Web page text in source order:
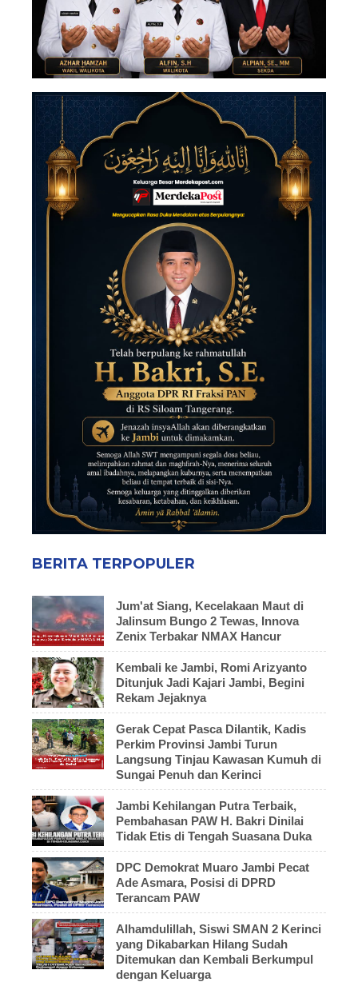
BERITA TERPOPULER
Jum'at Siang, Kecelakaan Maut di
Jalinsum Bungo 2 Tewas, Innova
Zenix Terbakar NMAX Hancur
Kembali ke Jambi, Romi Arizyanto
Ditunjuk Jadi Kajari Jambi, Begini
Rekam Jejaknya
Gerak Cepat Pasca Dilantik, Kadis
Perkim Provinsi Jambi Turun
Langsung Tinjau Kawasan Kumuh di
Sungai Penuh dan Kerinci
Jambi Kehilangan Putra Terbaik,
Pembahasan PAW H. Bakri Dinilai
Tidak Etis di Tengah Suasana Duka
DPC Demokrat Muaro Jambi Pecat
Ade Asmara, Posisi di DPRD
Terancam PAW
Alhamdulillah, Siswi SMAN 2 Kerinci
yang Dikabarkan Hilang Sudah
Ditemukan dan Kembali Berkumpul
dengan Keluarga